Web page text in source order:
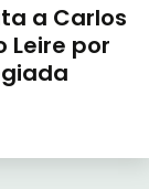
a Carlos
Leire por